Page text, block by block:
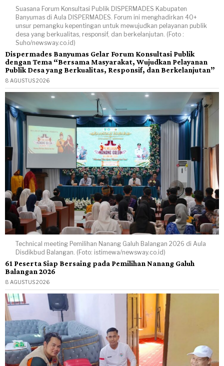
Suasana Forum Konsultasi Publik DISPERMADES Kabupaten
Banyumas di Aula DISPERMADES. Forum ini menghadirkan 40+
unsur pemangku kepentingan untuk mewujudkan pelayanan publik
desa yang berkualitas, responsif, dan berkelanjutan. (Foto :
Suho/newsway.co.id)
Dispermades Banyumas Gelar Forum Konsultasi Publik
dengan Tema “Bersama Masyarakat, Wujudkan Pelayanan
Publik Desa yang Berkualitas, Responsif, dan Berkelanjutan”
8 AGUSTUS 2026
Technical meeting Pemilihan Nanang Galuh Balangan 2026 di Aula
Disdikbud Balangan. (Foto: istimewa/newsway.co.id)
61 Peserta Siap Bersaing pada Pemilihan Nanang Galuh
Balangan 2026
8 AGUSTUS 2026